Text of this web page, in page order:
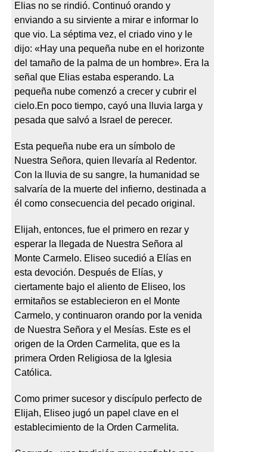
Elias no se rindió. Continuó orando y
enviando a su sirviente a mirar e informar lo
que vio. La séptima vez, el criado vino y le
dijo: «Hay una pequeña nube en el horizonte
del tamaño de la palma de un hombre». Era la
señal que Elias estaba esperando. La
pequeña nube comenzó a crecer y cubrir el
cielo.En poco tiempo, cayó una lluvia larga y
pesada que salvó a Israel de perecer.
Esta pequeña nube era un símbolo de
Nuestra Señora, quien llevaría al Redentor.
Con la lluvia de su sangre, la humanidad se
salvaría de la muerte del infierno, destinada a
él como consecuencia del pecado original.
Elijah, entonces, fue el primero en rezar y
esperar la llegada de Nuestra Señora al
Monte Carmelo. Eliseo sucedió a Elías en
esta devoción. Después de Elías, y
ciertamente bajo el aliento de Eliseo, los
ermitaños se establecieron en el Monte
Carmelo, y continuaron orando por la venida
de Nuestra Señora y el Mesías. Este es el
origen de la Orden Carmelita, que es la
primera Orden Religiosa de la Iglesia
Católica.
Como primer sucesor y discípulo perfecto de
Elijah, Eliseo jugó un papel clave en el
establecimiento de la Orden Carmelita.